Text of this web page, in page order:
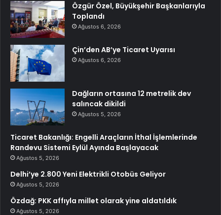
Özgür Özel, Büyükşehir Başkanlarıyla
Toplandı
Ağustos 6, 2026
Çin’den AB’ye Ticaret Uyarısı
Ağustos 6, 2026
Dağların ortasına 12 metrelik dev
salıncak dikildi
Ağustos 5, 2026
Ticaret Bakanlığı: Engelli Araçların İthal İşlemlerinde
Randevu Sistemi Eylül Ayında Başlayacak
Ağustos 5, 2026
Delhi’ye 2.800 Yeni Elektrikli Otobüs Geliyor
Ağustos 5, 2026
Özdağ: PKK affıyla millet olarak yine aldatıldık
Ağustos 5, 2026